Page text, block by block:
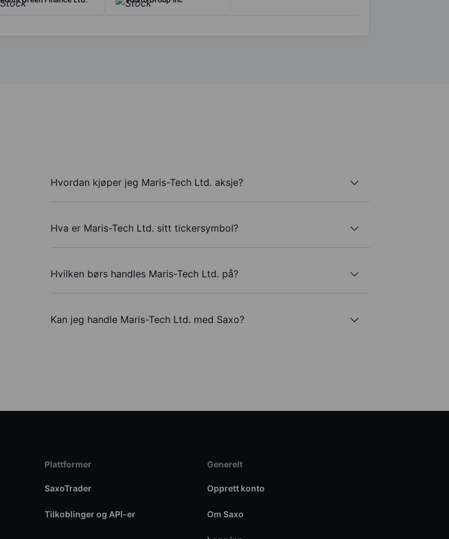
Hvordan kjøper jeg Maris-Tech Ltd. aksje?
Hva er Maris-Tech Ltd. sitt tickersymbol?
Hvilken børs handles Maris-Tech Ltd. på?
Kan jeg handle Maris-Tech Ltd. med Saxo?
Plattformer
SaxoTrader
Tilkoblinger og API-er
Generelt
Opprett konto
Om Saxo